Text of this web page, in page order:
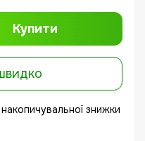
Купити
знижки